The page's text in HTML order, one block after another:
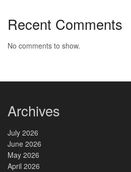
Recent Comments
No comments to show.
Archives
July 2026
June 2026
May 2026
April 2026